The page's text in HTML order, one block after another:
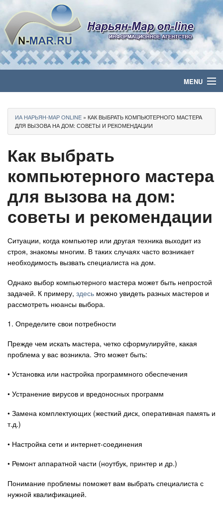
MENU
Политика
Бизнес
Общество
Культура
Медиа
Авто
Спорт
Контакты
ИА НАРЬЯН-МАР ONLINE » КАК ВЫБРАТЬ КОМПЬЮТЕРНОГО МАСТЕРА
ДЛЯ ВЫЗОВА НА ДОМ: СОВЕТЫ И РЕКОМЕНДАЦИИ
Как выбрать
компьютерного мастера
для вызова на дом:
советы и рекомендации
Ситуации, когда компьютер или другая техника выходит из
строя, знакомы многим. В таких случаях часто возникает
необходимость вызвать специалиста на дом.
Однако выбор компьютерного мастера может быть непростой
задачей. К примеру, здесь можно увидеть разных мастеров и
рассмотреть нюансы выбора.
1. Определите свои потребности
Прежде чем искать мастера, четко сформулируйте, какая
проблема у вас возникла. Это может быть:
• Установка или настройка программного обеспечения
• Устранение вирусов и вредоносных программ
• Замена комплектующих (жесткий диск, оперативная память и
т.д.)
• Настройка сети и интернет-соединения
• Ремонт аппаратной части (ноутбук, принтер и др.)
Понимание проблемы поможет вам выбрать специалиста с
нужной квалификацией.